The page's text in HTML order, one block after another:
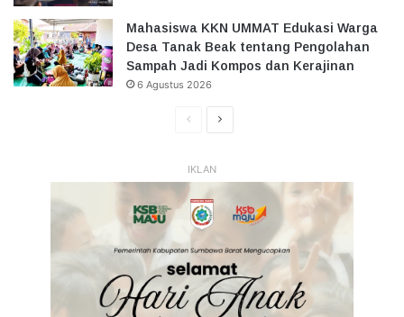
Mahasiswa KKN UMMAT Edukasi Warga
Desa Tanak Beak tentang Pengolahan
Sampah Jadi Kompos dan Kerajinan
6 Agustus 2026
HalamanHalaman
IKLAN